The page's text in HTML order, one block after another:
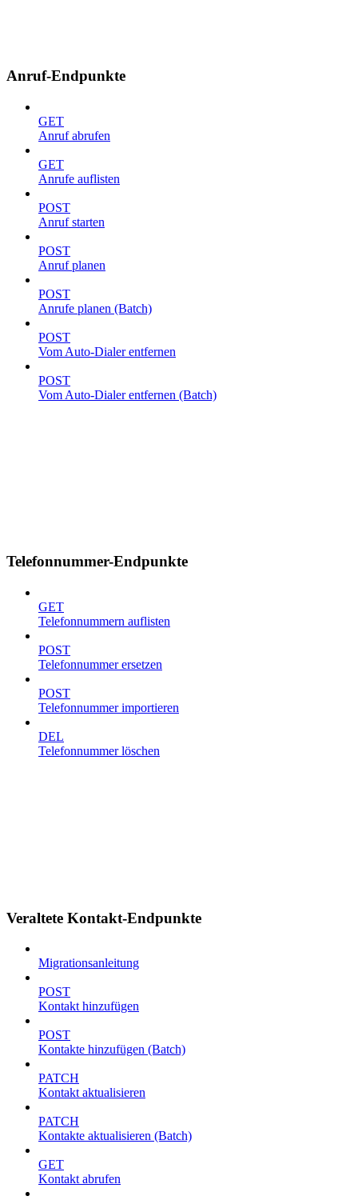
Anruf-Endpunkte
GET
Anruf abrufen
GET
Anrufe auflisten
POST
Anruf starten
POST
Anruf planen
POST
Anrufe planen (Batch)
POST
Vom Auto-Dialer entfernen
POST
Vom Auto-Dialer entfernen (Batch)
Telefonnummer-Endpunkte
GET
Telefonnummern auflisten
POST
Telefonnummer ersetzen
POST
Telefonnummer importieren
DEL
Telefonnummer löschen
Veraltete Kontakt-Endpunkte
Migrationsanleitung
POST
Kontakt hinzufügen
POST
Kontakte hinzufügen (Batch)
PATCH
Kontakt aktualisieren
PATCH
Kontakte aktualisieren (Batch)
GET
Kontakt abrufen